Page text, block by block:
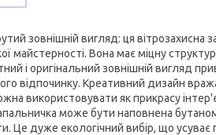
зовнішній вигляд: ця вітрозахисна
майстерності. Вона має міцну
і оригінальний зовнішній вигляд
відпочинку. Креативний дизайн
використовувати як прикрасу
може бути наповнена
Це дуже екологічний вибір, що усуває